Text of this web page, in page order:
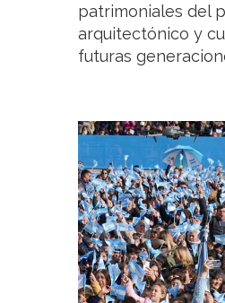
patrimoniales del
arquitectónico y
futuras